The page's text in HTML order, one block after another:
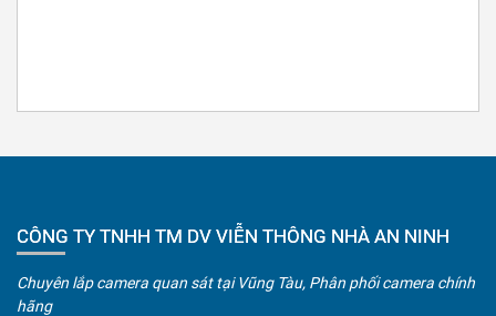
CÔNG TY TNHH TM DV VIỄN THÔNG NHÀ AN NINH
Chuyên lắp camera quan sát tại Vũng Tàu, Phân phối camera chính
hãng